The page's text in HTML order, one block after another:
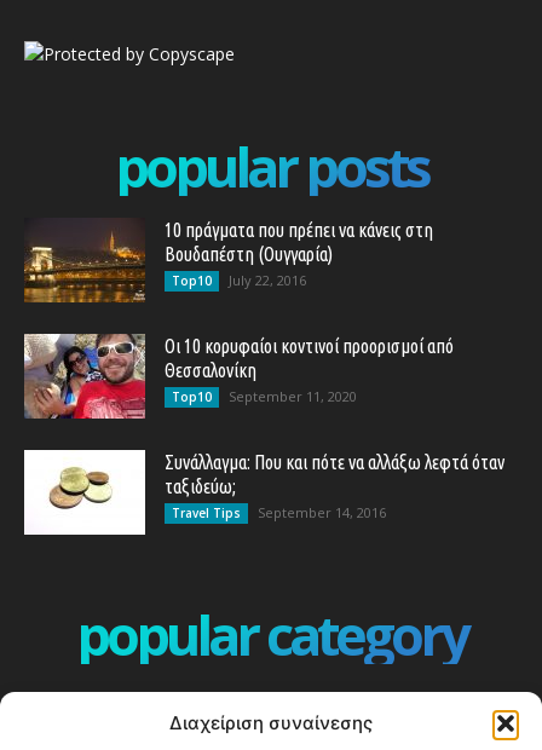
Διαχείριση συναίνεσης
popular posts
10 πράγματα που πρέπει να κάνεις στη
Βουδαπέστη (Ουγγαρία)
Top10 July 22, 2016
Οι 10 κορυφαίοι κοντινοί προορισμοί από
Θεσσαλονίκη
Top10 September 11, 2020
Συνάλλαγμα: Που και πότε να αλλάξω λεφτά όταν
ταξιδεύω;
Travel Tips September 14, 2016
popular category
360